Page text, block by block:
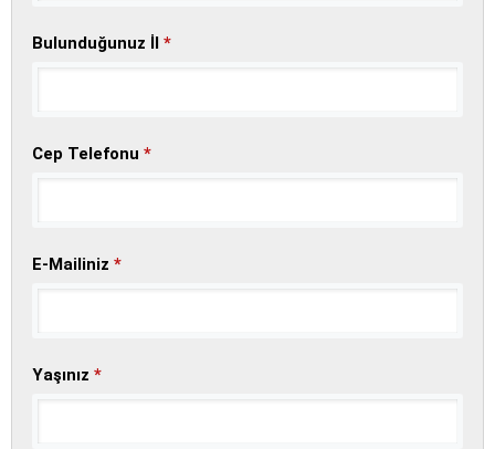
Bulunduğunuz İl *
Cep Telefonu *
E-Mailiniz *
Yaşınız *